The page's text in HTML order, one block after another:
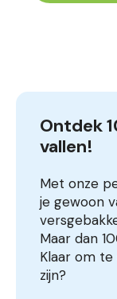
Ontdek
vallen!
Met onze
je gewoon
Maar dan
Klaar om
zijn?